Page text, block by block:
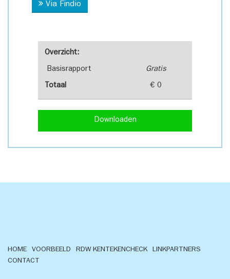
Overzicht:
Basisrapport Gratis
Totaal € 0
Downloaden
Via Findio
HOME VOORBEELD RDW KENTEKENCHECK
LINKPARTNERS
CONTACT